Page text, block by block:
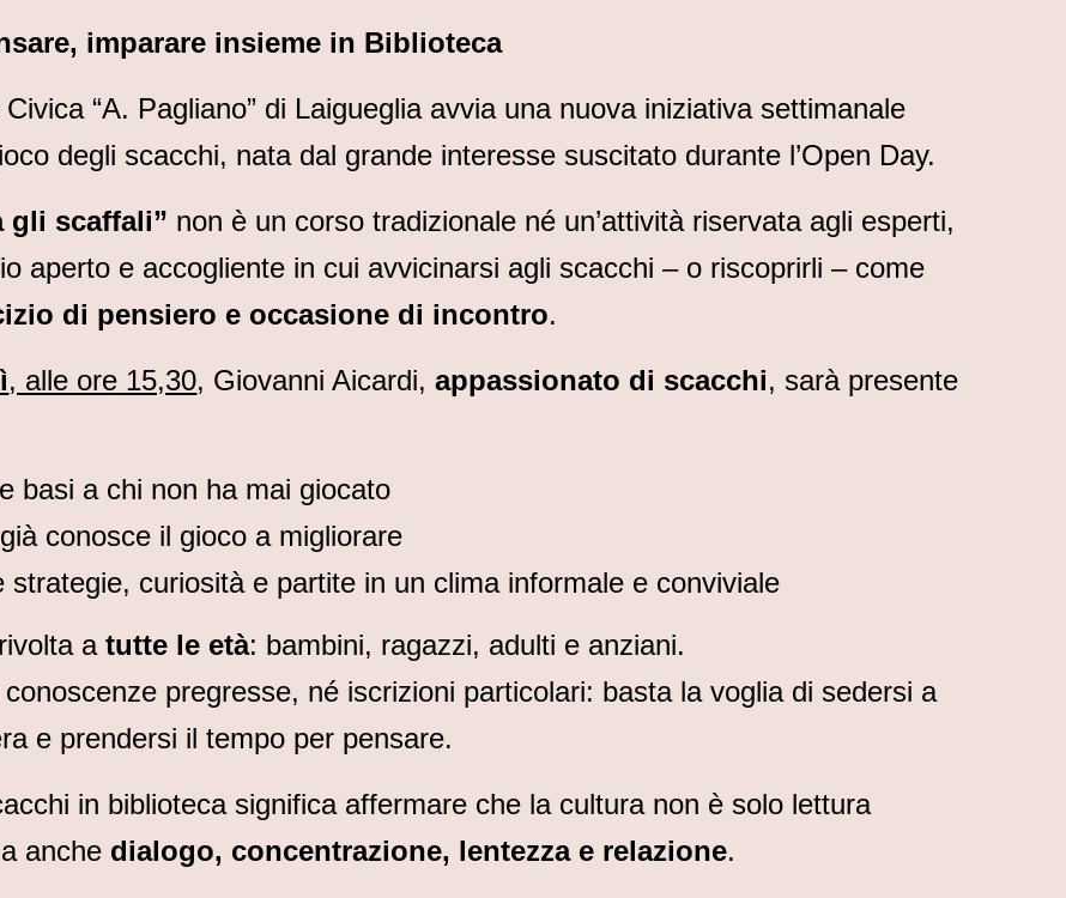
imparare insieme in Biblioteca
“A. Pagliano” di Laigueglia avvia una nuova iniziativa settimanale
degli scacchi, nata dal grande interesse suscitato durante l’Open Day.
gli scaffali” non è un corso tradizionale né un’attività riservata agli esperti,
aperto e accogliente in cui avvicinarsi agli scacchi – o riscoprirli – come
di pensiero e occasione di incontro.
, alle ore 15,30, Giovanni Aicardi,appassionato di scacchi, sarà presente
basi a chi non ha mai giocato
conosce il gioco a migliorare
strategie, curiosità e partite in un clima informale e conviviale
rivolta atutte le età: bambini, ragazzi, adulti e anziani.
pregresse, né iscrizioni particolari: basta la voglia di sedersi a
e prendersi il tempo per pensare.
in biblioteca significa affermare che la cultura non è solo lettura
anche dialogo, concentrazione, lentezza e relazione.